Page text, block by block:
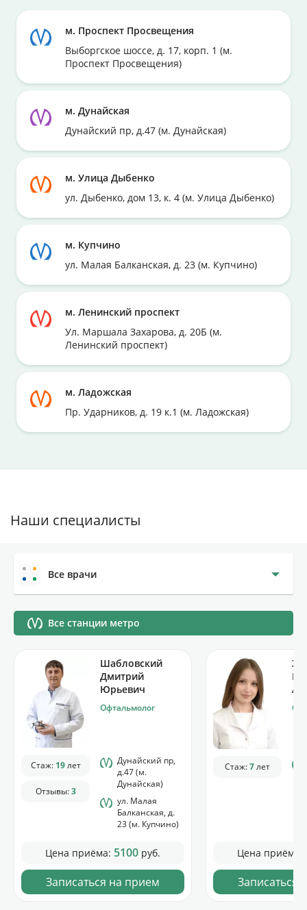
м. Проспект Просвещения
Выборгское шоссе, д. 17, корп. 1 (м.
Проспект Просвещения)
м. Дунайская
Дунайский пр, д.47 (м. Дунайская)
м. Улица Дыбенко
ул. Дыбенко, дом 13, к. 4 (м. Улица Дыбенко)
м. Купчино
ул. Малая Балканская, д. 23 (м. Купчино)
м. Ленинский проспект
Ул. Маршала Захарова, д. 20Б (м.
Ленинский проспект)
м. Ладожская
Пр. Ударников, д. 19 к.1 (м. Ладожская)
Наши специалисты
Все врачи
Все станции метро
Шабловский
Дмитрий
Юрьевич
Офтальмолог
Стаж: 19лет
Отзывы:3
Дунайский пр,
д.47 (м.
Дунайская)
ул. Малая
Балканская, д.
23 (м. Купчино)
Цена приёма: 5100 руб.
Записаться на прием
Стаж:7лет
Цена приёма:
Записаться